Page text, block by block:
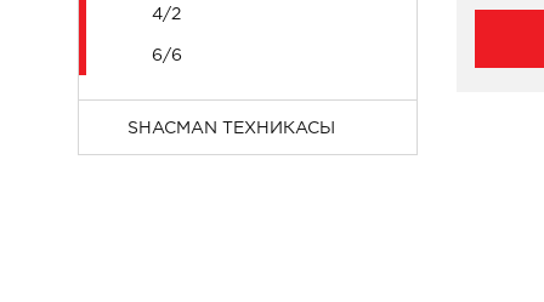
4/2
6/6
SHACMAN ТЕХНИКАСЫ